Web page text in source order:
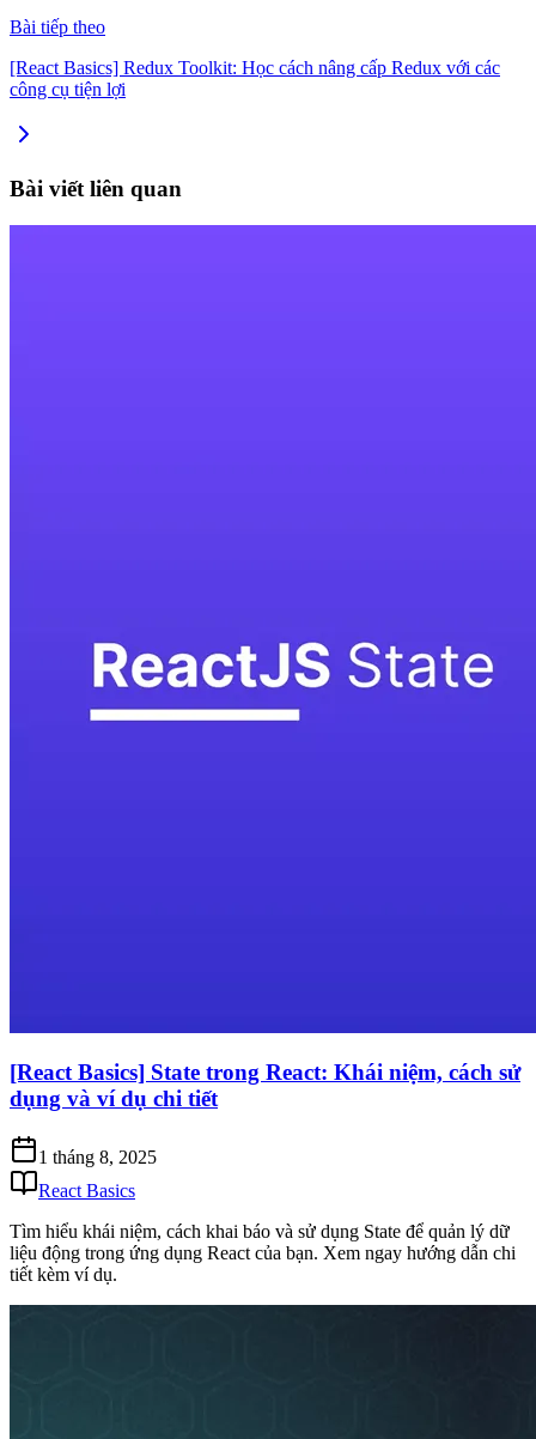
Bài tiếp theo
[React Basics] Redux Toolkit: Học cách nâng cấp Redux với các
công cụ tiện lợi
Bài viết liên quan
[React Basics] State trong React: Khái niệm, cách sử
dụng và ví dụ chi tiết
1 tháng 8, 2025
React Basics
Tìm hiểu khái niệm, cách khai báo và sử dụng State để quản lý dữ
liệu động trong ứng dụng React của bạn. Xem ngay hướng dẫn chi
tiết kèm ví dụ.